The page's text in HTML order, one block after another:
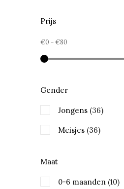
Prijs
€0 -€80
Gender
Jongens (36)
Meisjes (36)
Maat
0-6 maanden (10)